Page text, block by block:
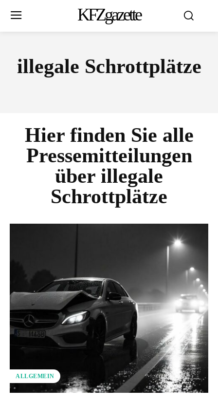
KFZgazette
illegale Schrottplätze
Hier finden Sie alle
Pressemitteilungen
über illegale
Schrottplätze
ALLGEMEIN